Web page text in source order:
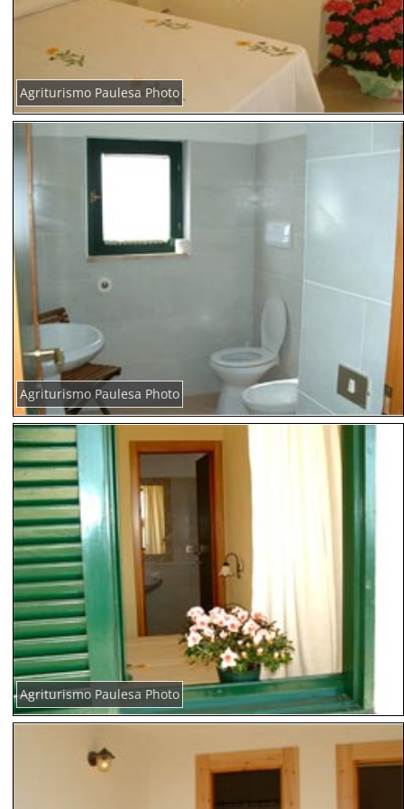
Agriturismo Paulesa Photo
Agriturismo Paulesa Photo
Agriturismo Paulesa Photo